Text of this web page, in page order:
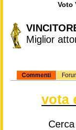
Voto
Miglior
Commenti
vota